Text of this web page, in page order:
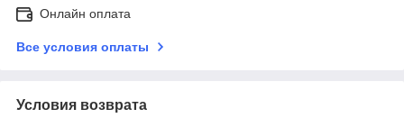
Онлайн оплата
Все условия оплаты
Условия возврата